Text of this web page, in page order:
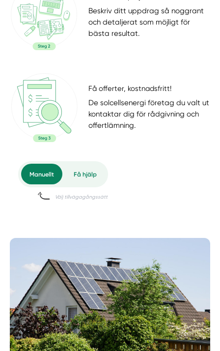
Beskriv ditt uppdrag så noggrant
och detaljerat som möjligt för
bästa resultat.
Få offerter, kostnadsfritt!
De solcellsenergi företag du valt ut
kontaktar dig för rådgivning och
offertlämning.